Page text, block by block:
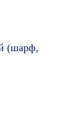
(шарф,